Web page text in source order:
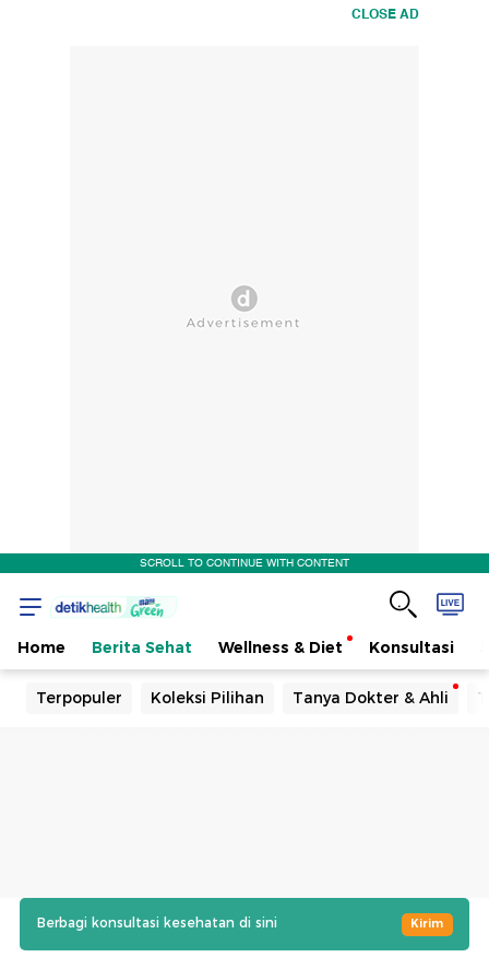
CLOSE AD
SCROLL TO CONTINUE WITH CONTENT
Home Berita Sehat Wellness & Diet Konsultasi
Terpopuler Koleksi Pilihan Tanya Dokter & Ahli
Berbagi konsultasi kesehatan di sini Kirim